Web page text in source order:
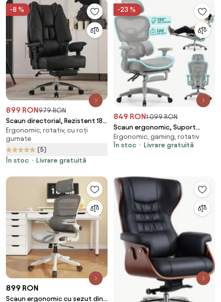
premium, Bej
-8 %
899 RON 979 RON
Scaun directorial, Rezistent 180
kg, Sezut cu Arcuri Metalice și
Spumă, cotiere reglabile
inaltime, piele PU, Negru
Ergonomic, rotativ, cu roți
gumate
(5)
În stoc
Livrare gratuită
-23 %
849 RON1.099 RON
Scaun ergonomic, Suport
Lombar 3 Zone Dinamice,
Spătar ajustabil pe inaltime,
pivotant, Mesh, Gri
Ergonomic, gaming, rotativ
În stoc
Livrare gratuită
899 RON
Scaun ergonomic cu șezut din